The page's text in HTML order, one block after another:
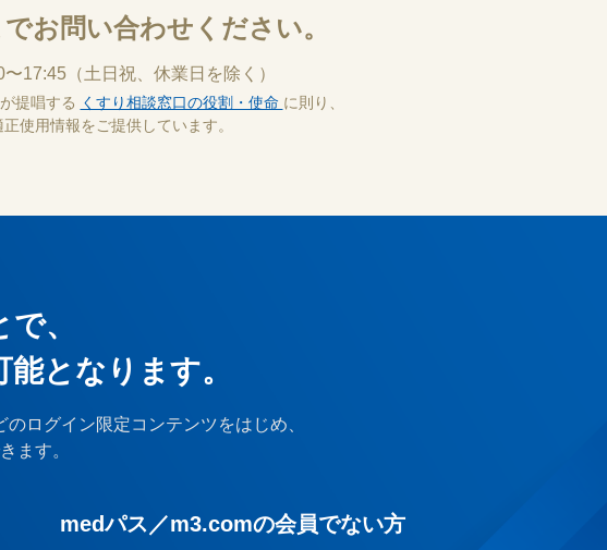
お問い合わせください。
〜17:45 （土日祝、休業日を除く）
提唱する くすり相談窓口の役割・使命 に則り、
正使用情報をご提供しています。
、
となります。
ログイン限定コンテンツをはじめ、
ます。
medパス／m3.comの会員でない方